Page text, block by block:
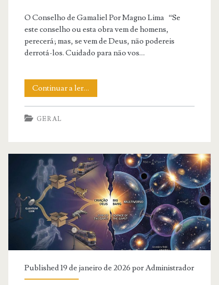
O Conselho de Gamaliel Por Magno Lima “Se
este conselho ou esta obra vem de homens,
perecerá; mas, se vem de Deus, não podereis
derrotá-los. Cuidado para não vos…
Continuar a ler…
Balança
O
que
Israel
Moderno
revela
sobre
GERAL
Published 19 de janeiro de 2026 porAdministrador